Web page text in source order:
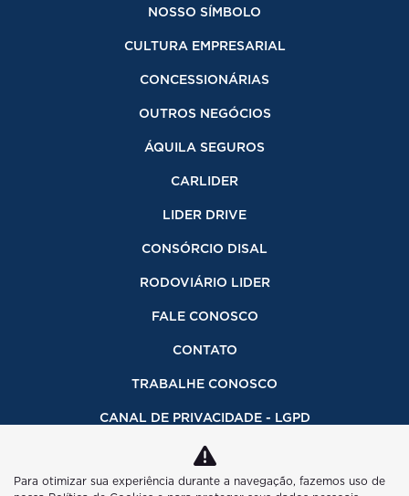
NOSSO SÍMBOLO
CULTURA EMPRESARIAL
CONCESSIONÁRIAS
OUTROS NEGÓCIOS
ÁQUILA SEGUROS
CARLIDER
LIDER DRIVE
CONSÓRCIO DISAL
RODOVIÁRIO LIDER
FALE CONOSCO
CONTATO
TRABALHE CONOSCO
CANAL DE PRIVACIDADE - LGPD
INFORMAÇÕES FINANCEIRAS
CÓDIGO DE ÉTICA
Para otimizar sua experiência durante a navegação, fazemos uso de